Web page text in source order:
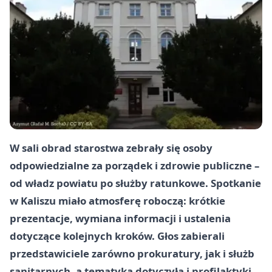
W sali obrad starostwa zebrały się osoby
odpowiedzialne za porządek i zdrowie publiczne –
od władz powiatu po służby ratunkowe. Spotkanie
w Kaliszu miało atmosferę roboczą: krótkie
prezentacje, wymiana informacji i ustalenia
dotyczące kolejnych kroków. Głos zabierali
przedstawiciele zarówno prokuratury, jak i służb